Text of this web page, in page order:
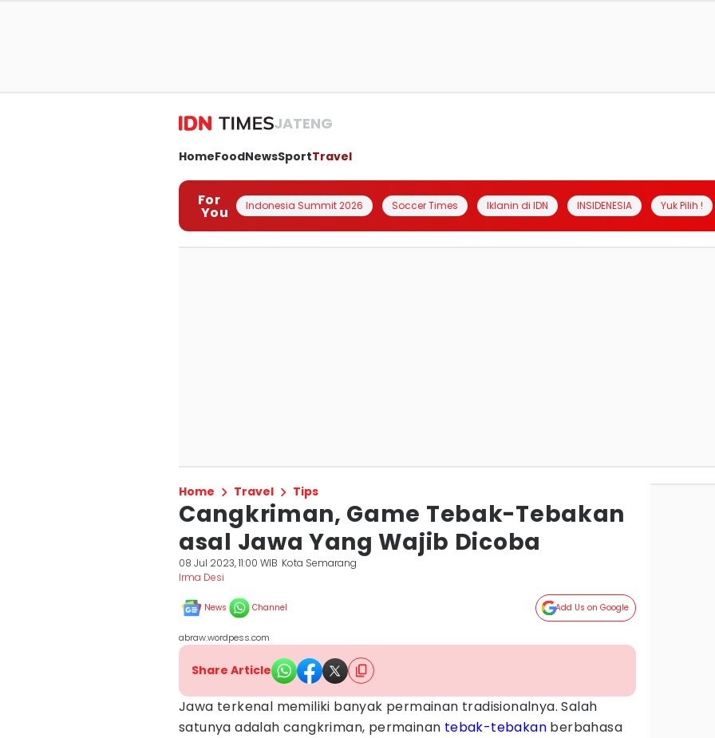
JATENG
HomeFoodNewsSportTravel
For
You Indonesia Summit 2026 Soccer Times Iklanin di IDN INSIDENESIA Yuk Pilih !
Home Travel Tips
Cangkriman, Game Tebak-Tebakan
asal Jawa Yang Wajib Dicoba
08 Jul 2023, 11:00 WIB Kota Semarang
Irma Desi
News Channel Add Us on Google
abraw.wordpess.com
Share Article
Jawa terkenal memiliki banyak permainan tradisionalnya. Salah
satunya adalah cangkriman, permainan tebak-tebakan berbahasa